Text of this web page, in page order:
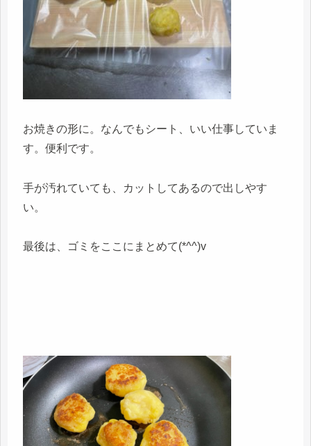
お焼きの形に。なんでもシート、いい仕事していま
す。便利です。
手が汚れていても、カットしてあるので出しやす
い。
最後は、ゴミをここにまとめて(*^^)v